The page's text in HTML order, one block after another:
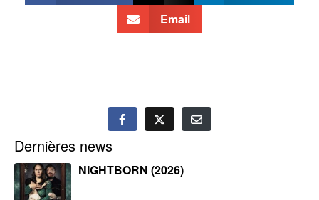
Email
Dernières news
NIGHTBORN (2026)